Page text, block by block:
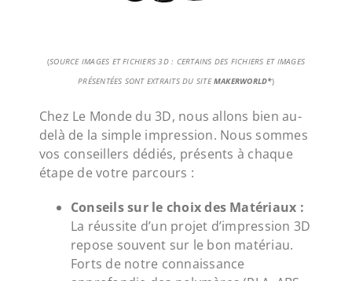
(SOURCE IMAGES ET FICHIERS 3D : CERTAINS DES FICHIERS ET IMAGES
PRÉSENTÉES SONT EXTRAITS DU SITEMAKERWORLD*)
Chez Le Monde du 3D, nous allons bien au-
delà de la simple impression. Nous sommes
vos conseillers dédiés, présents à chaque
étape de votre parcours :
Conseils sur le choix des Matériaux :
La réussite d’un projet d’impression 3D
repose souvent sur le bon matériau.
Forts de notre connaissance